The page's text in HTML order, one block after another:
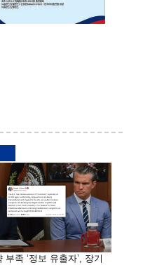
부족 ‘정보 유출자’, 장기